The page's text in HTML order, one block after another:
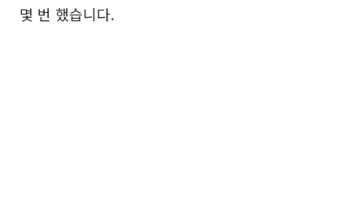
몇 번 했습니다.